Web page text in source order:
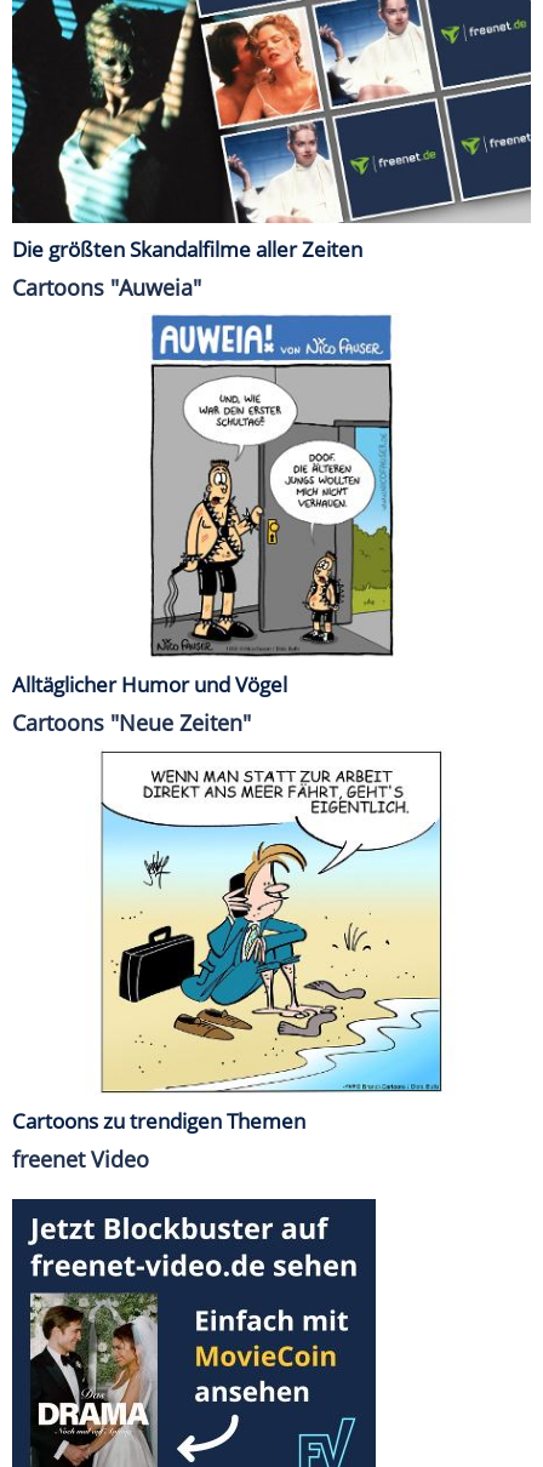
Die größten Skandalfilme aller Zeiten
Cartoons "Auweia"
Alltäglicher Humor und Vögel
Cartoons "Neue Zeiten"
Cartoons zu trendigen Themen
freenet Video